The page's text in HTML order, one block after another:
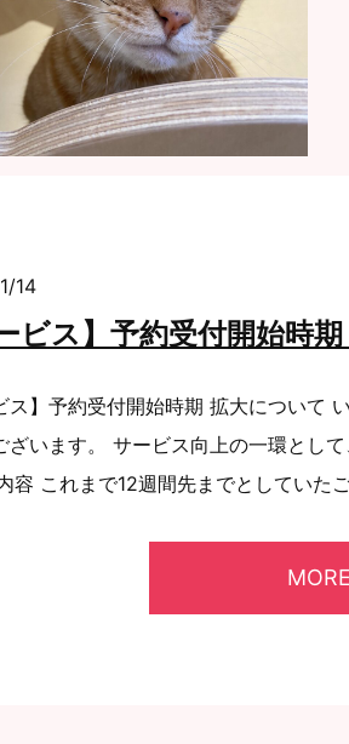
14
ビス】予約受付開始時
ス】予約受付開始時期 拡大について
ざいます。 サービス向上の一環とし
容 これまで12週間先までとしていた
MORE